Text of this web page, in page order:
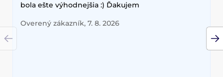
bola ešte výhodnejšia :) Ďakujem
Overený zákazník, 7. 8. 2026